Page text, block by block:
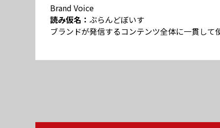
Brand Voice
読み仮名： ぶらんどぼいす
ブランドが発信するコンテンツ全体に一貫して